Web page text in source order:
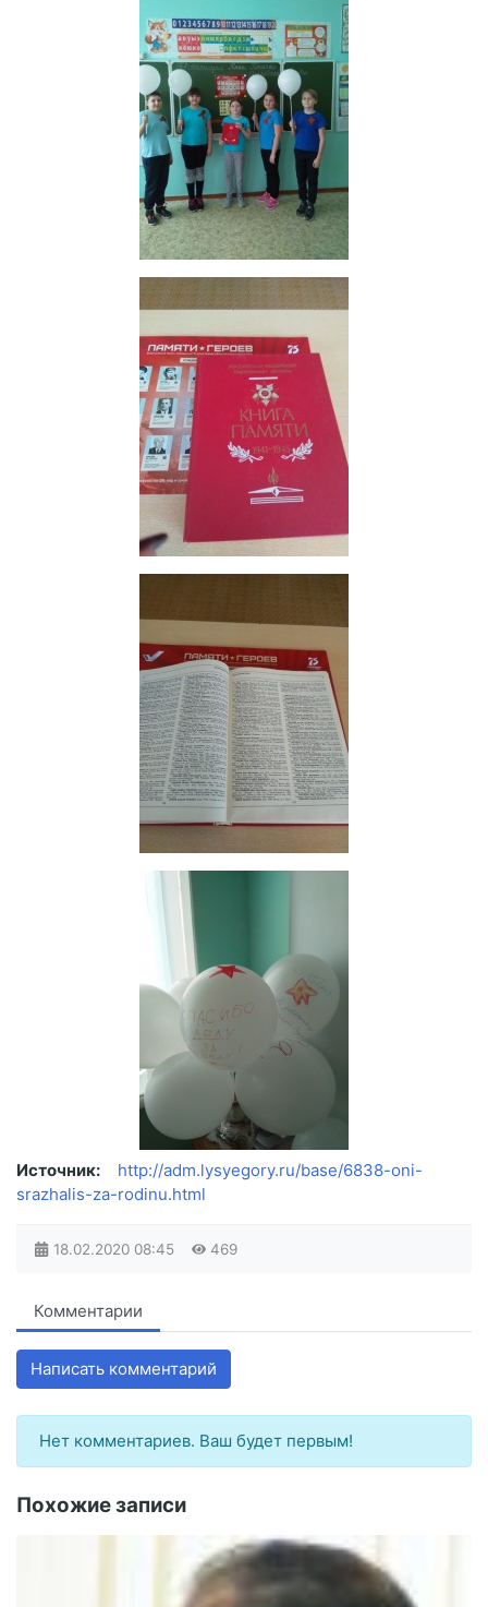
Источник:
http://adm.lysyegory.ru/base/6838-oni-
srazhalis-za-rodinu.html
18.02.2020 08:45 469
Комментарии
Написать комментарий
Нет комментариев. Ваш будет первым!
Похожие записи